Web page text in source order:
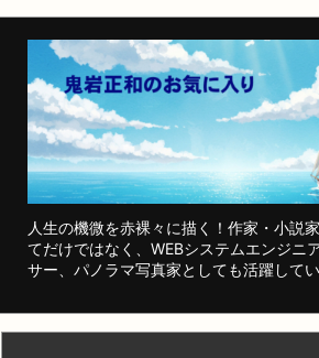
人生の機微を赤裸々に描く！作家・小説
てだけではなく、WEBシステムエンジニ
サー、パノラマ写真家としても活躍して